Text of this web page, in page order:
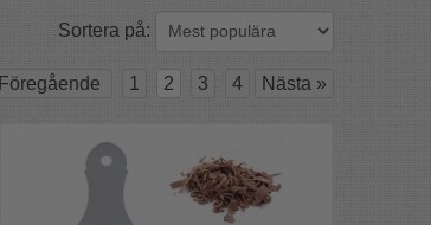
Sortera på:
Föregående 1 2 3 4 Nästa »